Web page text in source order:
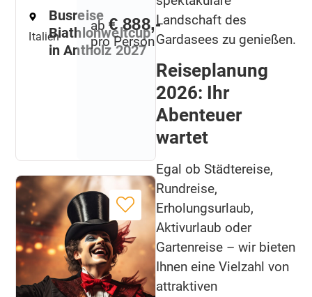
Italien
Busreise
Biathlonweltcup
in Antholz 2027
ab € 888,-
pro Person
Landschaft des
Gardasees zu genießen.
Reiseplanung
2026: Ihr
Abenteuer
wartet
Egal ob Städtereise,
Rundreise,
Erholungsurlaub,
Aktivurlaub oder
Gartenreise – wir bieten
Ihnen eine Vielzahl von
attraktiven